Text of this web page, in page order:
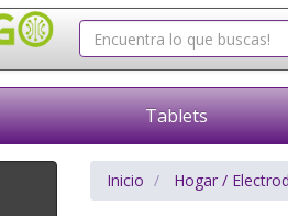
Tablets
Inicio Hogar /